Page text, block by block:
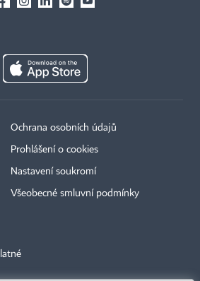
Ochrana osobních údajů
Prohlášení o cookies
Nastavení soukromí
Všeobecné smluvní podmínky